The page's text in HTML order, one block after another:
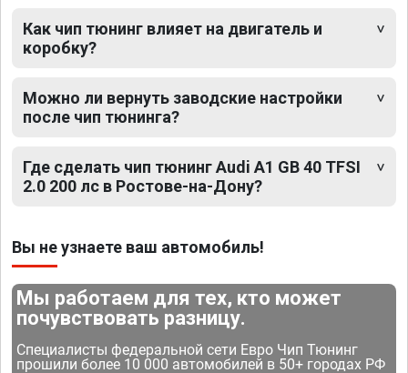
Как чип тюнинг влияет на двигатель и
коробку?
Можно ли вернуть заводские настройки
после чип тюнинга?
Где сделать чип тюнинг Audi A1 GB 40 TFSI
2.0 200 лс в Ростове-на-Дону?
Вы не узнаете ваш автомобиль!
Мы работаем для тех, кто может
почувствовать разницу.
Специалисты федеральной сети Евро Чип Тюнинг
прошили более 10 000 автомобилей в 50+ городах РФ